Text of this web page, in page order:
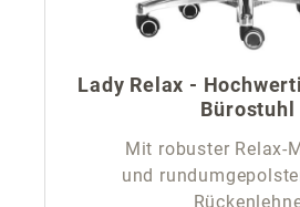
Lady Relax -
Bürostuhl
Mit robuster Relax-
und